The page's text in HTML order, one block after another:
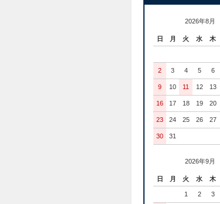
2026年8月
日 月 火 水 木
2 3 4 5 6
9 10 11 12 13
16 17 18 19 20
23 24 25 26 27
30 31
2026年9月
日 月 火 水 木
1 2 3